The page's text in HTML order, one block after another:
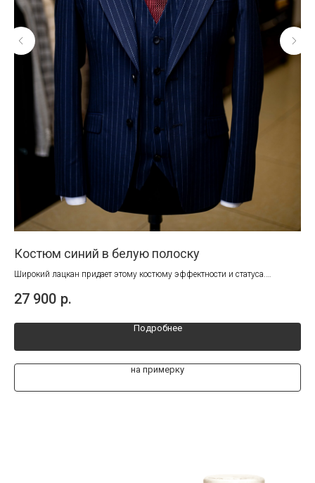
Костюм синий в белую полоску
Широкий лацкан придает этому костюму эффектности и статуса.
27 900 р.
Подробнее
на примерку